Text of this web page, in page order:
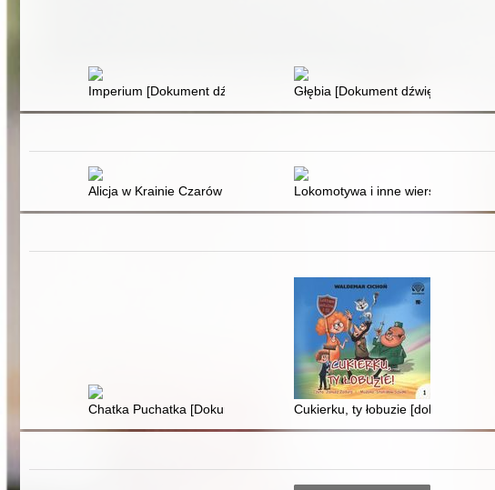
Imperium [Dokument dźwiękowy] Głębia [Dokument dźwiękowy]
Alicja w Krainie Czarów [Dokument dźwiękowy]Lokomotywa i inne wiersze
Chatka Puchatka [Dokument dźwiękowy]Cukierku, ty łobuzie [dokument